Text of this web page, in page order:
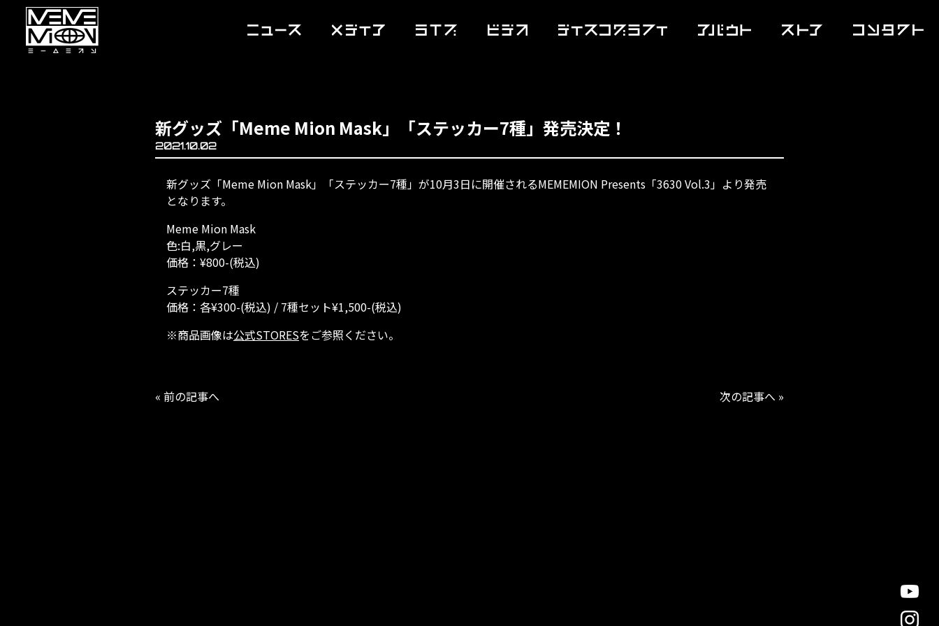
新グッズ「Meme Mion Mask」「ステッカー7種」発売決定！
2021.10.02
新グッズ「Meme Mion Mask」「ステッカー7種」が10月3日に開催されるMEMEMION Presents「3630 Vol.3」より発売
となります。
Meme Mion Mask
色:白,黒,グレー
価格：¥800-(税込)
ステッカー7種
価格：各¥300-(税込) / 7種セット¥1,500-(税込)
※商品画像は公式STORESをご参照ください。
« 前の記事へ 次の記事へ »